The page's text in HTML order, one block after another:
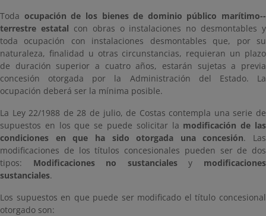
Toda ocupación de los bienes de dominio público marítimo-­
terrestre estatal con obras o instalaciones no desmontables y
toda ocupación con instalaciones desmontables que, por su
naturaleza, finalidad u otras circunstancias, requieran un plazo
de duración superior a cuatro años, estarán sujetas a previa
concesión otorgada por la Administración del Estado. La
ocupación deberá ser la mínima posible.
La Ley 22/1988 de 28 de julio, de Costas contempla una serie de
supuestos en los que se puede solicitar la modificación de las
condiciones en que ha sido otorgada una concesión. Las
modificaciones de los títulos concesionales pueden ser de dos
tipos: Modificaciones no sustancialesy modificaciones
sustanciales.
Los supuestos en que puede ser modificado el título concesional
otorgado son: